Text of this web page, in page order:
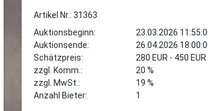
Artikel Nr.: 31363
Auktionsbeginn:
23.03.2026
Auktionsende:
26.04.2026
Schätzpreis:
280 EUR - 450 EUR
zzgl. Komm.:
20 %
zzgl. MwSt.:
19 %
Anzahl Bieter:
1